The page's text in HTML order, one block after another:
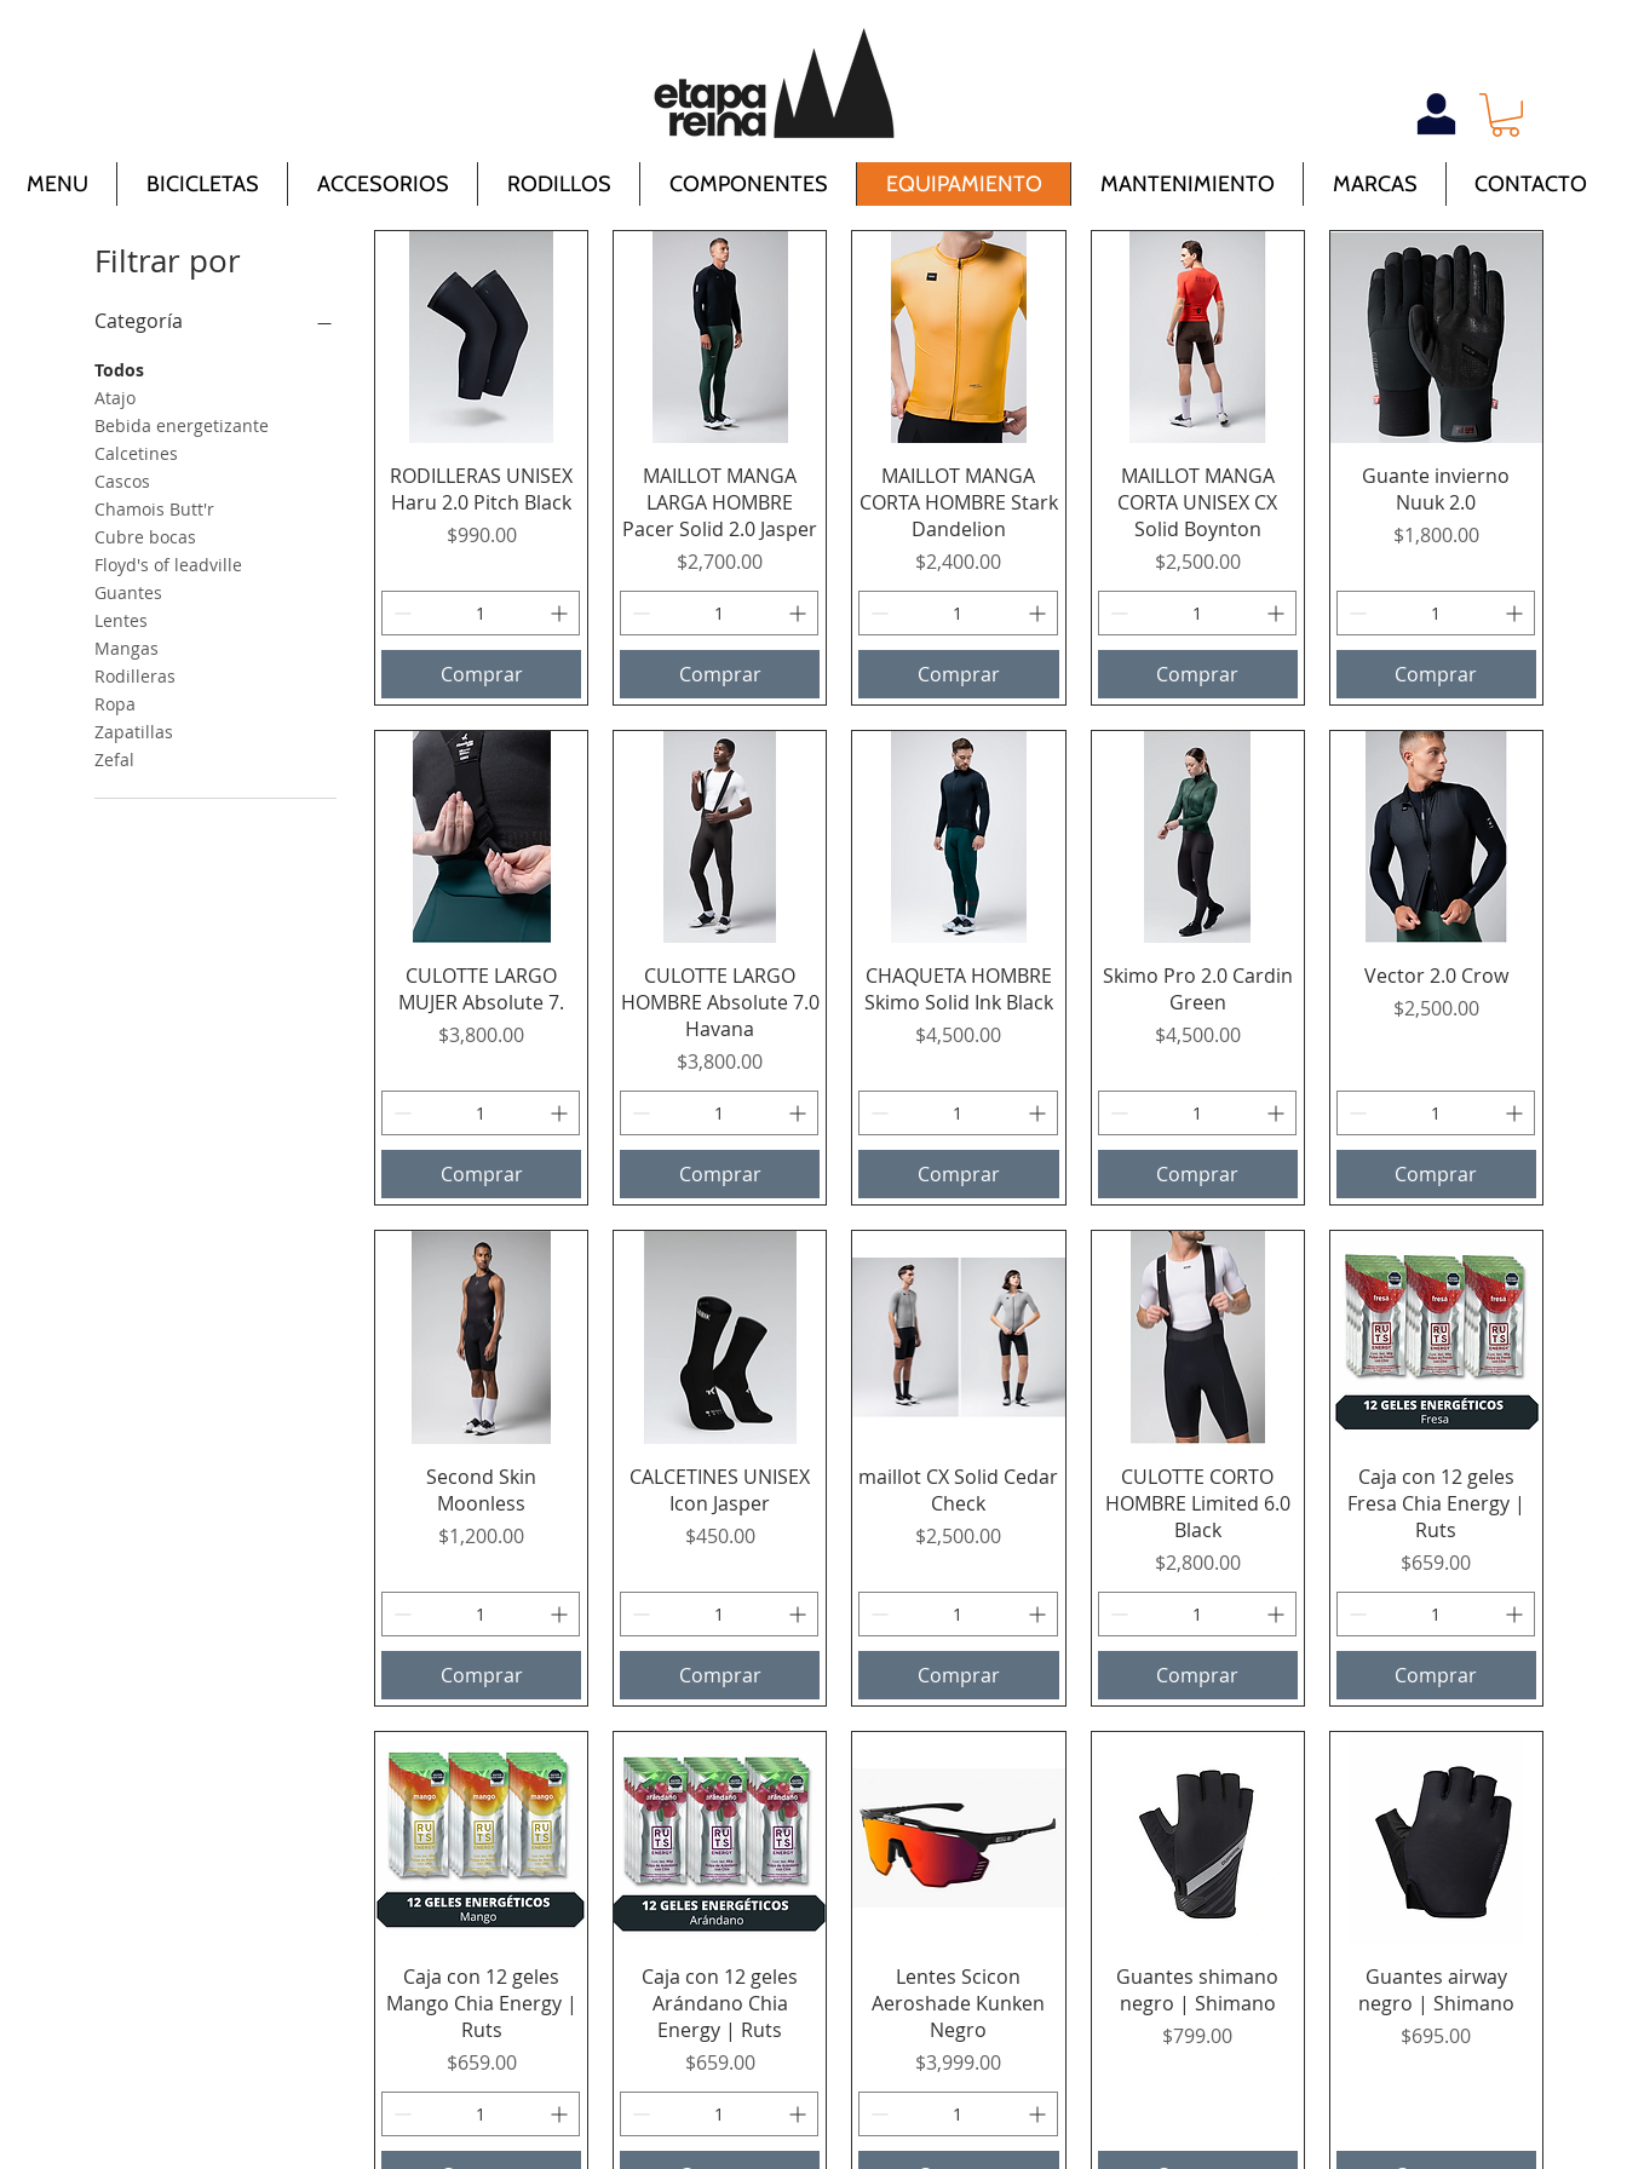
MENU BICICLETAS ACCESORIOS RODILLOS COMPONENTES EQUIPAMIENTO MANTENIMIENTO MARCAS CONTACTO
Filtrar por
Categoría
Todos
Atajo
Bebida energetizante
Calcetines
Cascos
Chamois Butt'r
Cubre bocas
Floyd's of leadville
Guantes
Lentes
Mangas
Rodilleras
Ropa
Zapatillas
Zefal
Vista rápida
RODILLERAS UNISEX
Haru 2.0 Pitch Black
Precio
$990.00
Comprar
Vista rápida
MAILLOT MANGA
LARGA HOMBRE
Pacer Solid 2.0 Jasper
Precio
$2,700.00
Comprar
Vista rápida
MAILLOT MANGA
CORTA HOMBRE Stark
Dandelion
Precio
$2,400.00
Comprar
Vista rápida
MAILLOT MANGA
CORTA UNISEX CX
Solid Boynton
Precio
$2,500.00
Comprar
Vista rápida
Guante invierno
Nuuk 2.0
Precio
$1,800.00
Comprar
Vista rápida
CULOTTE LARGO
MUJER Absolute 7.
Precio
$3,800.00
Comprar
Vista rápida
CULOTTE LARGO
HOMBRE Absolute 7.0
Havana
Precio
$3,800.00
Comprar
Vista rápida
CHAQUETA HOMBRE
Skimo Solid Ink Black
Precio
$4,500.00
Comprar
Vista rápida
Skimo Pro 2.0 Cardin
Green
Precio
$4,500.00
Comprar
Vista rápida
Vector 2.0 Crow
Precio
$2,500.00
Comprar
Vista rápida
Second Skin
Moonless
Precio
$1,200.00
Comprar
Vista rápida
CALCETINES UNISEX
Icon Jasper
Precio
$450.00
Comprar
Vista rápida
maillot CX Solid Cedar
Check
Precio
$2,500.00
Comprar
Vista rápida
CULOTTE CORTO
HOMBRE Limited 6.0
Black
Precio
$2,800.00
Comprar
Vista rápida
Caja con 12 geles
Fresa Chia Energy |
Ruts
Precio
$659.00
Comprar
Vista rápida
Caja con 12 geles
Mango Chia Energy |
Ruts
Precio
$659.00
Vista rápida
Caja con 12 geles
Arándano Chia
Energy | Ruts
Precio
$659.00
Vista rápida
Lentes Scicon
Aeroshade Kunken
Negro
Precio
$3,999.00
Vista rápida
Guantes shimano
negro | Shimano
Precio
$799.00
Vista rápida
Guantes airway
negro | Shimano
Precio
$695.00